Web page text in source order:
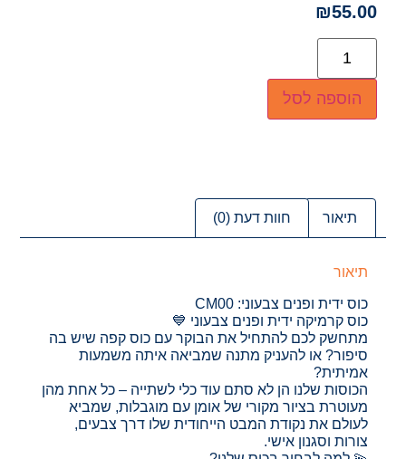
₪55.00
הוספה לסל
תיאור חוות דעת (0)
תיאור
כוס ידית ופנים צבעוני: CM00
כוס קרמיקה ידית ופנים צבעוני 💙
מתחשק לכם להתחיל את הבוקר עם כוס קפה שיש בה
סיפור? או להעניק מתנה שמביאה איתה משמעות
אמיתית?
הכוסות שלנו הן לא סתם עוד כלי לשתייה – כל אחת מהן
מעוטרת בציור מקורי של אומן עם מוגבלות, שמביא
לעולם את נקודת המבט הייחודית שלו דרך צבעים,
צורות וסגנון אישי.